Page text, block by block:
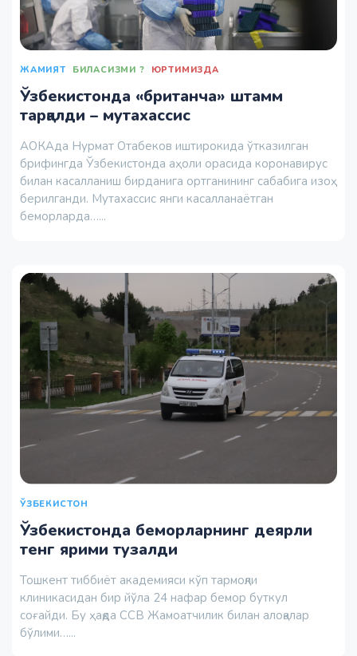
ЖАМИЯТ БИЛАСИЗМИ ? ЮРТИМИЗДА
Ўзбекистонда «британча» штамм
тарқалди – мутахассис
АОКАда Нурмат Отабеков иштирокида ўтказилган
брифингда Ўзбекистонда аҳоли орасида коронавирус
билан касалланиш бирданига ортганининг сабабига изоҳ
берилганди. Мутахассис янги касалланаётган
беморларда…...
ЎЗБЕКИСТОН
Ўзбекистонда беморларнинг деярли
тенг ярими тузалди
Тошкент тиббиёт академияси кўп тармоқли
клиникасидан бир йўла 24 нафар бемор буткул
соғайди. Бу ҳақда ССВ Жамоатчилик билан алоқалар
бўлими…...